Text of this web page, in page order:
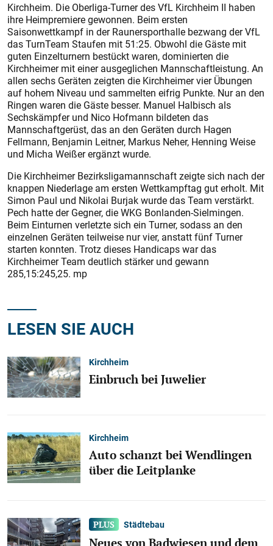
Kirchheim. Die Oberliga-Turner des VfL Kirchheim II haben
ihre Heimpremiere gewonnen. Beim ersten
Saisonwettkampf in der Raunersporthalle bezwang der VfL
das TurnTeam Staufen mit 51:25. Obwohl die Gäste mit
guten Einzelturnern bestückt waren, dominierten die
Kirchheimer mit einer ausgeglichen Mannschaftleistung. An
allen sechs Geräten zeigten die Kirchheimer vier Übungen
auf hohem Niveau und sammelten eifrig Punkte. Nur an den
Ringen waren die Gäste besser. Manuel Halbisch als
Sechskämpfer und Nico Hofmann bildeten das
Mannschaftgerüst, das an den Geräten durch Hagen
Fellmann, Benjamin Leitner, Markus Neher, Henning Weise
und Micha Weißer ergänzt wurde.
Die Kirchheimer Bezirksligamannschaft zeigte sich nach der
knappen Niederlage am ersten Wettkampftag gut erholt. Mit
Simon Paul und Nikolai Burjak wurde das Team verstärkt.
Pech hatte der Gegner, die WKG Bonlanden-Sielmingen.
Beim Einturnen verletzte sich ein Turner, sodass an den
einzelnen Geräten teilweise nur vier, anstatt fünf Turner
starten konnten. Trotz dieses Handicaps war das
Kirchheimer Team deutlich stärker und gewann
285,15:245,25. mp
LESEN SIE AUCH
Kirchheim
Einbruch bei Juwelier
Kirchheim
Auto schanzt bei Wendlingen
über die Leitplanke
Städtebau